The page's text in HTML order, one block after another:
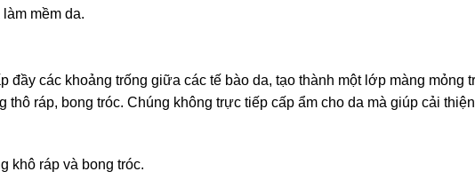
mềm da.
đầy các khoảng trống giữa các tế bào da, tạo thành một lớp màng mỏng
thô ráp, bong tróc. Chúng không trực tiếp cấp ẩm cho da mà giúp cải
khô ráp và bong tróc.